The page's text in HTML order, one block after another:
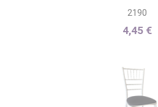
2190
4,45 €